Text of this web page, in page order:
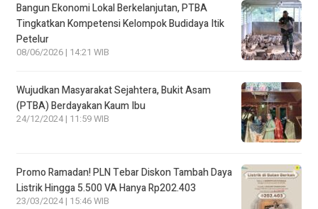
Bangun Ekonomi Lokal Berkelanjutan, PTBA
Tingkatkan Kompetensi Kelompok Budidaya Itik
Petelur
08/06/2026 | 14:21 WIB
Wujudkan Masyarakat Sejahtera, Bukit Asam
(PTBA) Berdayakan Kaum Ibu
24/12/2024 | 11:59 WIB
Promo Ramadan! PLN Tebar Diskon Tambah Daya
Listrik Hingga 5.500 VA Hanya Rp202.403
23/03/2024 | 15:46 WIB